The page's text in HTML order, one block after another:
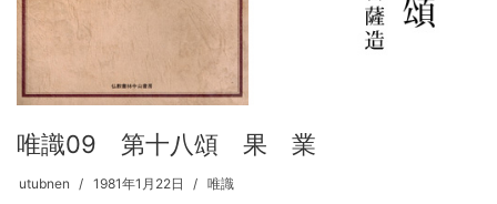
唯識09 第十八頌 果 業
utubnen 1981年1月22日 唯識